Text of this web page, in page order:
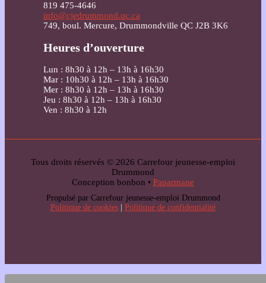
819 475-4646
info@cjedrummond.qc.ca
749, boul. Mercure, Drummondville QC J2B 3K6
Heures d’ouverture
Lun : 8h30 à 12h – 13h à 16h30
Mar : 10h30 à 12h – 13h à 16h30
Mer : 8h30 à 12h – 13h à 16h30
Jeu : 8h30 à 12h – 13h à 16h30
Ven : 8h30 à 12h
Tous droits réservés © 2026 Carrefour jeunesse-emploi
Drummond
Conception bonbon • Paparmane
Propulsé par Carrefour jeunesse-emploi Drummond
Politique de cookies | Politique de confidentialité